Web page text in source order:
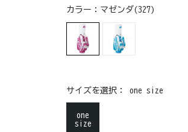
カラー： マゼンダ(327)
サイズを選択：one size
one
size